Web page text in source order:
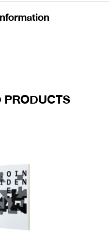
PRODUCTS